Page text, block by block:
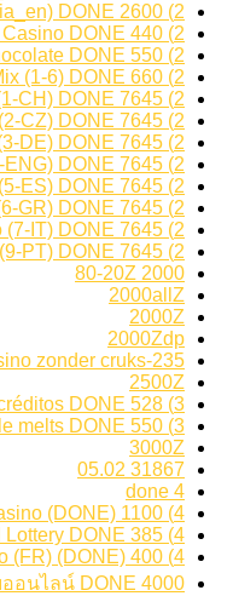
2) 2600 links Mix Casino (9-Somalia_en) DONE
2) 440 links Turkiye Casino DONE
2) 550 links English Polkadot chocolate DONE
2) 660 links English Mix (1-6) DONE
2) 7645 links Mix Casino (1-CH) DONE
2) 7645 links Mix Casino (2-CZ) DONE
2) 7645 links Mix Casino (3-DE) DONE
2) 7645 links Mix Casino (4-ENG) DONE
2) 7645 links Mix Casino (5-ES) DONE
2) 7645 links Mix Casino (6-GR) DONE
2) 7645 links Mix Casino (7-IT) DONE
2) 7645 links Mix Casino (9-PT) DONE
2000 80-20Z
2000allZ
2000Z
2000Zdp
235-beste casino zonder cruks
2500Z
3) 528 links Spain Microcréditos DONE
3) 550 links English whole melts DONE
3000Z
31867 05.02
4 done
4) 1100 links Indonesia Casino (DONE)
4) 385 links Thailand Lottery DONE
4) 400 links France Casino (FR) (DONE)
4000 links Thai หวยออนไลน์ DONE